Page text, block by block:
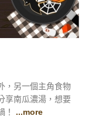
，另一個主角食物
享南瓜濃湯，想要
！ ...more